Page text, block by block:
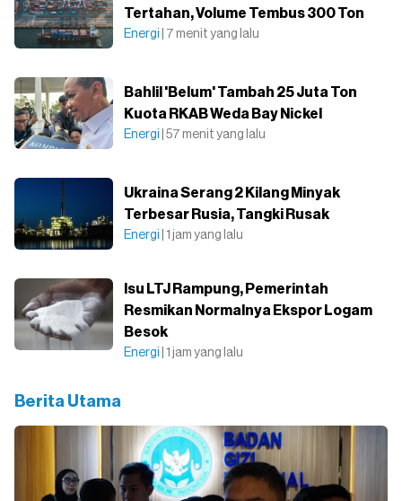
Tertahan, Volume Tembus 300 Ton
Energi | 7 menit yang lalu
Bahlil 'Belum' Tambah 25 Juta Ton
Kuota RKAB Weda Bay Nickel
Energi | 57 menit yang lalu
Ukraina Serang 2 Kilang Minyak
Terbesar Rusia, Tangki Rusak
Energi | 1 jam yang lalu
Isu LTJ Rampung, Pemerintah
Resmikan Normalnya Ekspor Logam
Besok
Energi | 1 jam yang lalu
Berita Utama